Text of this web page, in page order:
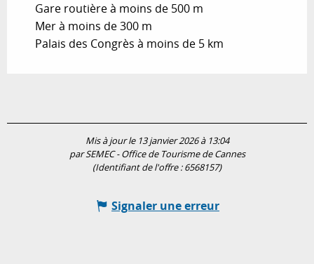
Gare routière à moins de 500 m
Mer à moins de 300 m
Palais des Congrès à moins de 5 km
Mis à jour le 13 janvier 2026 à 13:04
par SEMEC - Office de Tourisme de Cannes
(Identifiant de l'offre :6568157)
Signaler une erreur